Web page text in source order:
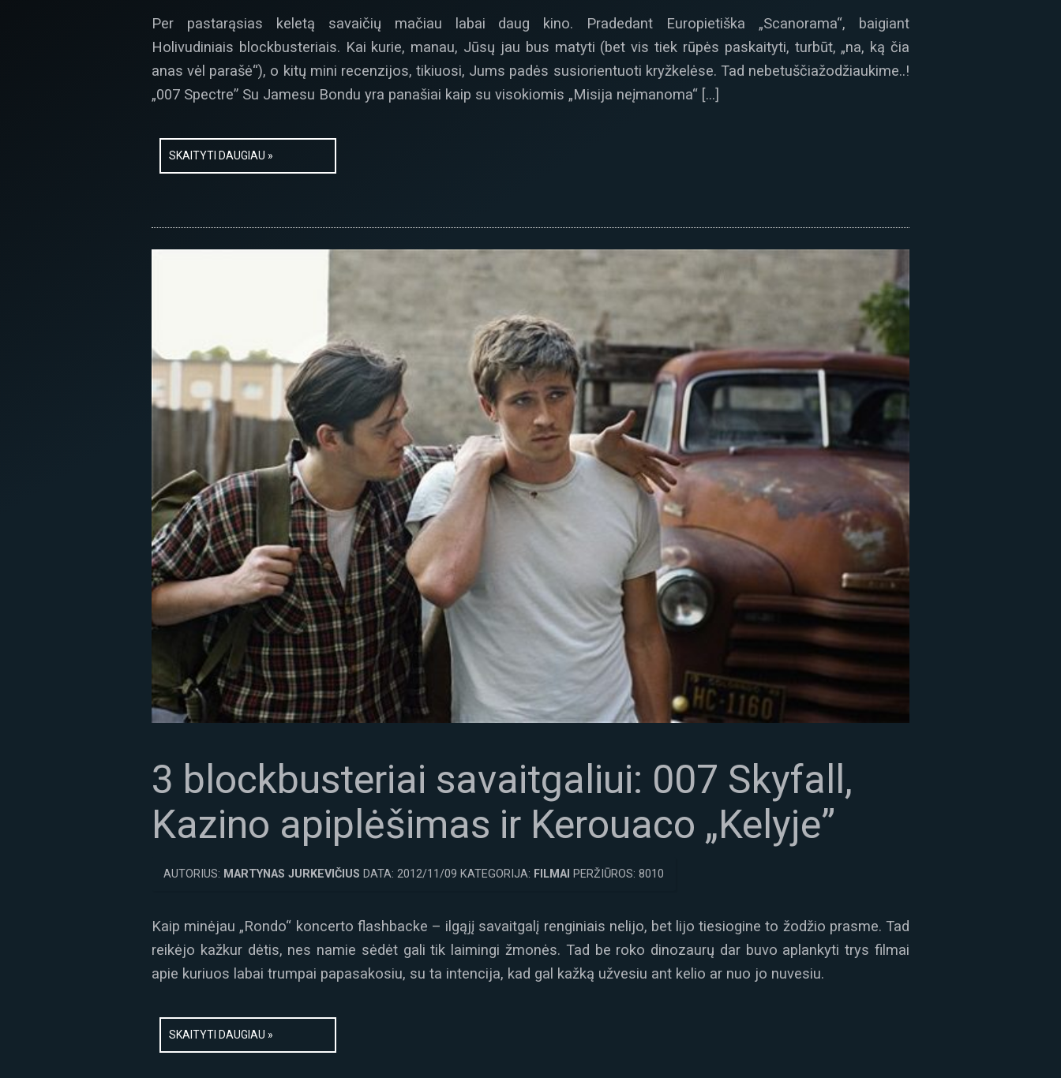
Per pastarąsias keletą savaičių mačiau labai daug kino. Pradedant Europietiška „Scanorama“, baigiant
Holivudiniais blockbusteriais. Kai kurie, manau, Jūsų jau bus matyti (bet vis tiek rūpės paskaityti, turbūt, „na, ką čia
anas vėl parašė“), o kitų mini recenzijos, tikiuosi, Jums padės susiorientuoti kryžkelėse. Tad nebetuščiažodžiaukime..!
„007 Spectre” Su Jamesu Bondu yra panašiai kaip su visokiomis „Misija neįmanoma“ […]
SKAITYTI DAUGIAU »
3 blockbusteriai savaitgaliui: 007 Skyfall,
Kazino apiplėšimas ir Kerouaco „Kelyje”
AUTORIUS: MARTYNAS JURKEVIČIUS DATA: 2012/11/09 KATEGORIJA: FILMAI PERŽIŪROS: 8010
Kaip minėjau „Rondo“ koncerto flashbacke – ilgąjį savaitgalį renginiais nelijo, bet lijo tiesiogine to žodžio prasme. Tad
reikėjo kažkur dėtis, nes namie sėdėt gali tik laimingi žmonės. Tad be roko dinozaurų dar buvo aplankyti trys filmai
apie kuriuos labai trumpai papasakosiu, su ta intencija, kad gal kažką užvesiu ant kelio ar nuo jo nuvesiu.
SKAITYTI DAUGIAU »